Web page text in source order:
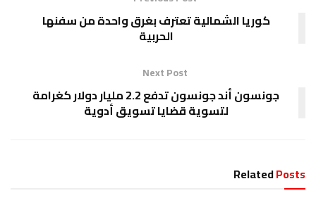
كوريا الشمالية تعترف بغرق واحدة من سفنها
الحربية
Next Post
جونسون أند جونسون تدفع 2.2 مليار دولار كغرامة
لتسوية قضايا تسويق أدوية
RelatedPosts